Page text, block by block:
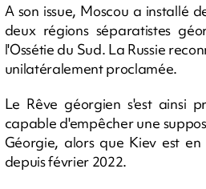
A son issue, Moscou a installé
deux régions séparatistes
l'Ossétie du Sud. La Russie
unilatéralement proclamée.
Le Rêve géorgien s'est ainsi
capable d'empêcher une
Géorgie, alors que Kiev est
depuis février 2022.